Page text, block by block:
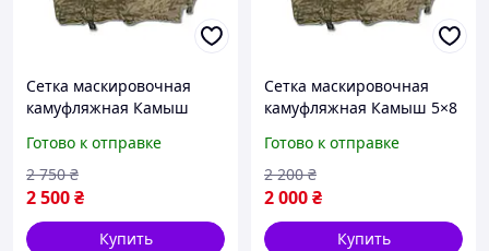
Сетка маскировочная
камуфляжная Камыш
техники и укрытий Militex
Готово к отправке
2 500₴
2 750 ₴
Купить
Сетка маскировочная
камуфляжная Камыш 5×8
техники и укрытий Militex
Готово к отправке
2 000₴
2 200 ₴
Купить